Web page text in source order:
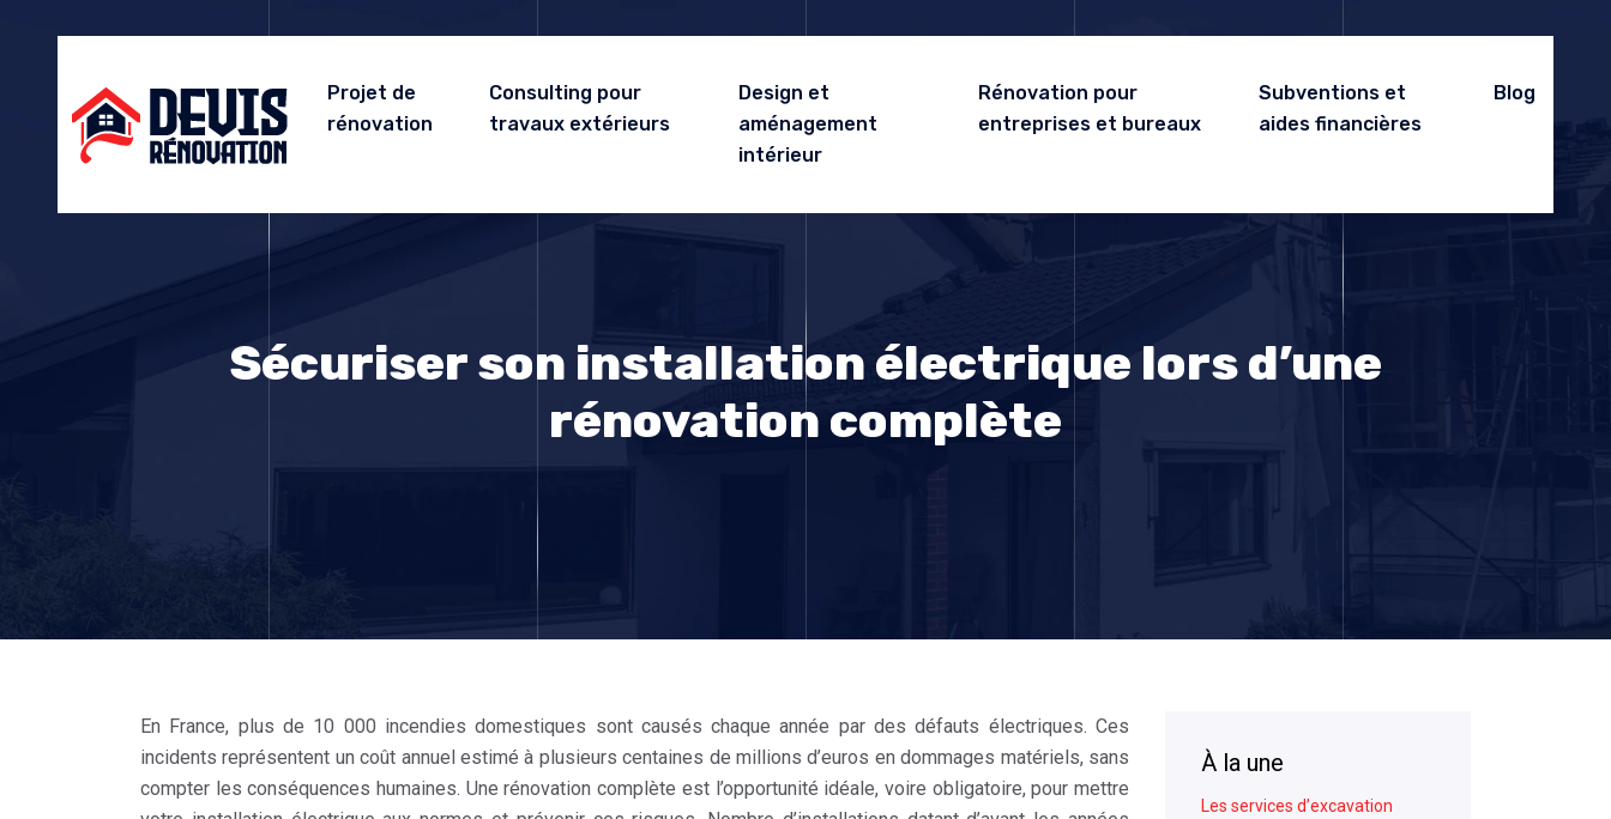
Projet de
rénovation
Consulting pour
travaux extérieurs
Design et
aménagement
intérieur
Rénovation pour
entreprises et bureaux
Subventions et
aides financières
Blog
Sécuriser son installation électrique lors d’une
rénovation complète
En France, plus de 10 000 incendies domestiques sont causés chaque année par des défauts électriques. Ces
incidents représentent un coût annuel estimé à plusieurs centaines de millions d’euros en dommages matériels, sans
compter les conséquences humaines. Une rénovation complète est l’opportunité idéale, voire obligatoire, pour mettre
À la une
Les services d’excavation